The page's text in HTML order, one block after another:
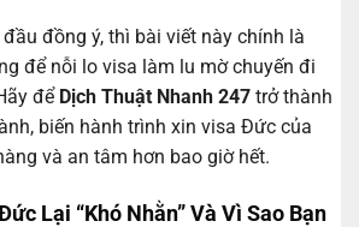
đồng ý, thì bài viết này chính là
để nỗi lo visa làm lu mờ chuyến đi
để Dịch Thuật Nhanh 247 trở thành
biến hành trình xin visa Đức của
và an tâm hơn bao giờ hết.
Lại “Khó Nhằn” Và Vì Sao Bạn